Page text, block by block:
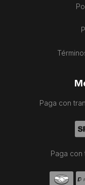
Paga con
Paga